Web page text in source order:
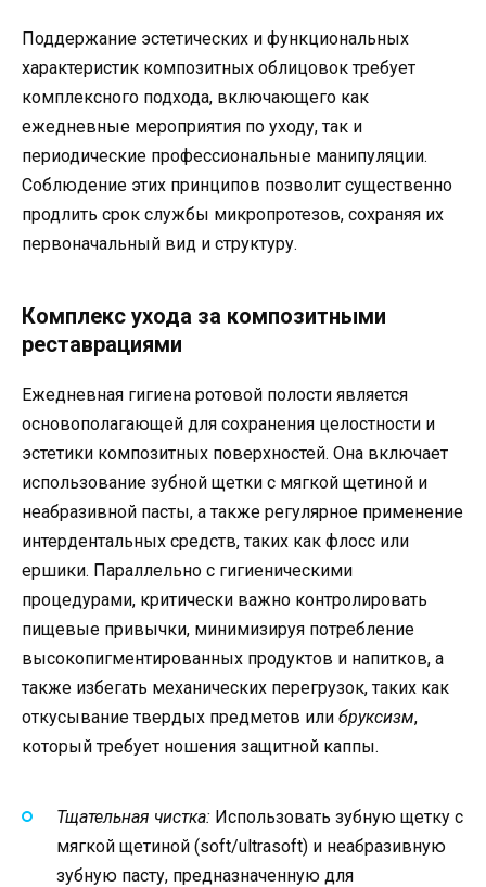
Поддержание эстетических и функциональных
характеристик композитных облицовок требует
комплексного подхода, включающего как
ежедневные мероприятия по уходу, так и
периодические профессиональные манипуляции.
Соблюдение этих принципов позволит существенно
продлить срок службы микропротезов, сохраняя их
первоначальный вид и структуру.
Комплекс ухода за композитными
реставрациями
Ежедневная гигиена ротовой полости является
основополагающей для сохранения целостности и
эстетики композитных поверхностей. Она включает
использование зубной щетки с мягкой щетиной и
неабразивной пасты, а также регулярное применение
интердентальных средств, таких как флосс или
ершики. Параллельно с гигиеническими
процедурами, критически важно контролировать
пищевые привычки, минимизируя потребление
высокопигментированных продуктов и напитков, а
также избегать механических перегрузок, таких как
откусывание твердых предметов или бруксизм,
который требует ношения защитной каппы.
Тщательная чистка: Использовать зубную щетку с
мягкой щетиной (soft/ultrasoft) и неабразивную
зубную пасту, предназначенную для